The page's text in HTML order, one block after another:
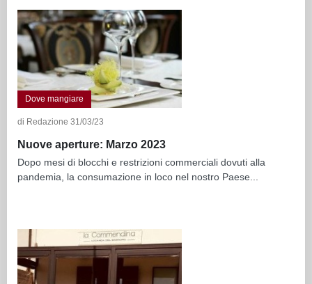
Dove mangiare
di Redazione 31/03/23
Nuove aperture: Marzo 2023
Dopo mesi di blocchi e restrizioni commerciali dovuti alla
pandemia, la consumazione in loco nel nostro Paese...